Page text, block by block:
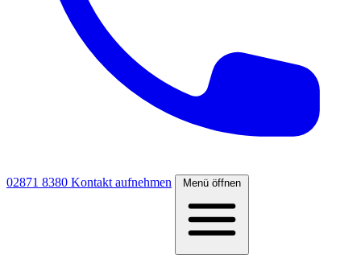
02871 8380 Kontakt aufnehmen Menü öffnen